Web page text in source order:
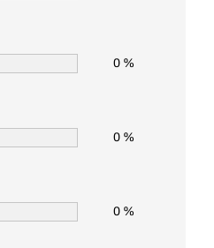
0 %
0 %
0 %